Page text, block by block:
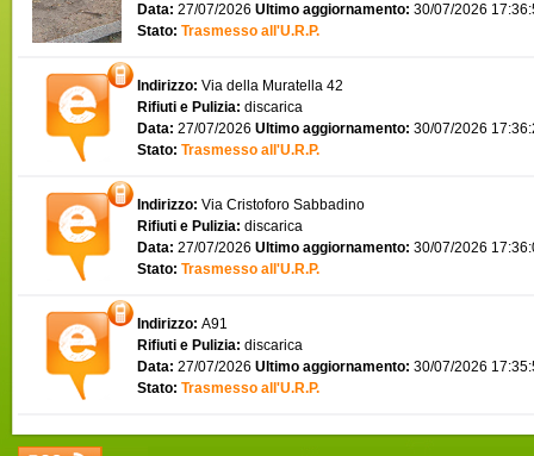
Data: 27/07/2026 Ultimo aggiornamento: 30/07/2026
Stato: Trasmesso all'U.R.P.
Indirizzo: Via della Muratella 42
Rifiuti e Pulizia: discarica
Data: 27/07/2026 Ultimo aggiornamento: 30/07/2026
Stato: Trasmesso all'U.R.P.
Indirizzo: Via Cristoforo Sabbadino
Rifiuti e Pulizia: discarica
Data: 27/07/2026 Ultimo aggiornamento: 30/07/2026
Stato: Trasmesso all'U.R.P.
Indirizzo: A91
Rifiuti e Pulizia: discarica
Data: 27/07/2026 Ultimo aggiornamento: 30/07/2026
Stato: Trasmesso all'U.R.P.